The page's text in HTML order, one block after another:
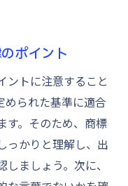
ポイント
ントに注意すること
められた基準に適合
す。そのため、商標
っかりと理解し、出
ましょう。次に、